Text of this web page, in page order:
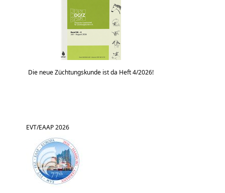
Die neue Züchtungskunde ist da Heft 4/2026!
EVT/EAAP 2026